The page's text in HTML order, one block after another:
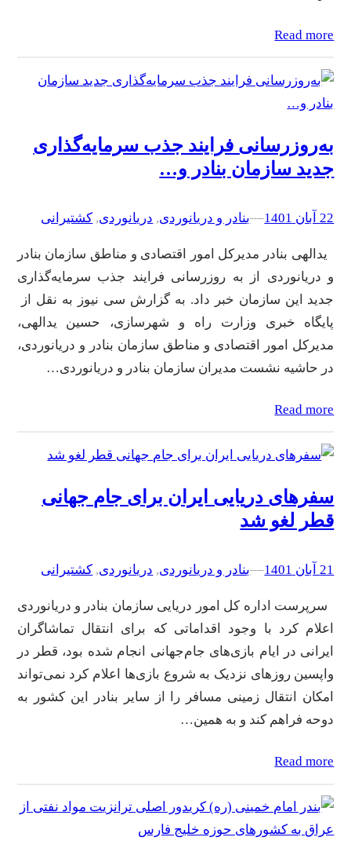
Read more
به‌روزرسانی فرایند جذب سرمایه‌گذاری
جدید سازمان بنادر و…
22 آبان 1401 –
–بنادر و دریانوردی, دریانوردی, کشتیرانی
یدالهی بنادر مدیرکل امور اقتصادی و مناطق سازمان بنادر
و دریانوردی از به روزرسانی فرایند جذب سرمایه‌گذاری
جدید این سازمان خبر داد. به گزارش سی نیوز به نقل از
پایگاه خبری وزارت راه و شهرسازی، حسین یدالهی،
مدیرکل امور اقتصادی و مناطق سازمان بنادر و دریانوردی،
در حاشیه نشست مدیران سازمان بنادر و دریانوردی…
Read more
سفرهای دریایی ایران برای جام‌ جهانی
قطر لغو شد
21 آبان 1401 –
–بنادر و دریانوردی, دریانوردی, کشتیرانی
سرپرست اداره کل امور دریایی سازمان بنادر و دریانوردی
اعلام کرد با وجود اقداماتی که برای انتقال تماشاگران
ایرانی در ایام بازی‌های جام‌جهانی انجام شده بود، قطر در
واپسین روزهای نزدیک به شروع بازی‌ها اعلام کرد نمی‌تواند
امکان انتقال زمینی مسافر را از سایر بنادر این کشور به
دوحه فراهم کند و به همین…
Read more